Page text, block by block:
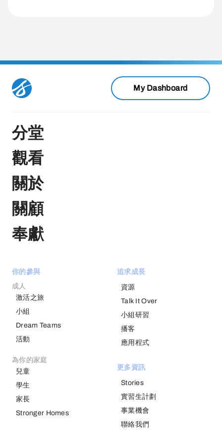
My Dashboard
分堂
觀看
關於
關顧
奉獻
你的參與
成人
激活之旅
小組
Dream Teams
活動
為你的家庭
兒童
學生
家長
Stronger Homes
追求成長
資源
Talk It Over
小組研習
播客
應用程式
更多資訊
Stories
實習生計劃
事業機會
聯絡我們